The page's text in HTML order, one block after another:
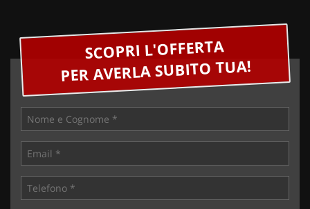
SCOPRI L'OFFERTA
PER AVERLA SUBITO TUA!